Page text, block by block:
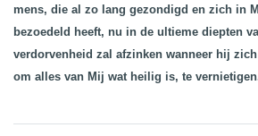
mens, die al zo lang gezondigd en zich in
bezoedeld heeft, nu in de ultieme diepten
verdorvenheid zal afzinken wanneer hij
om alles van Mij wat heilig is, te